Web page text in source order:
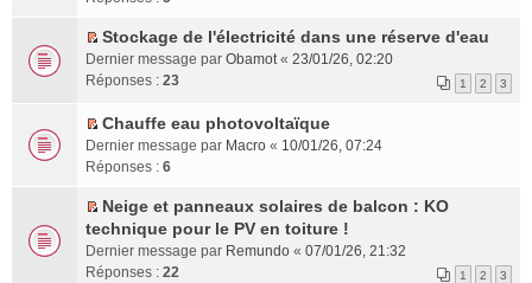
n
u
l
p
u
é
c
e
g
e
n
n
l
u
e
p
l
u
e
s
s
g
e
n
n
l
u
l
l
e
e
s
s
g
e
n
o
s
u
l
e
r
l
m
e
s
s
C
o
s
u
l
e
r
l
e
Stockage de l'électricité dans une réserve d'eau
Dernier message par Obamot« 23/01/26, 02:20
Réponses : 23 1 2 3
C
o
s
u
l
t
Chauffe eau photovoltaïque
Dernier message par Macro « 10/01/26, 07:24
Réponses : 6
C
o
n
Neige et panneaux solaires de balcon : KO
technique pour le PV en toiture !
Dernier message par Remundo « 07/01/26, 21:32
Réponses : 22 1 2 3